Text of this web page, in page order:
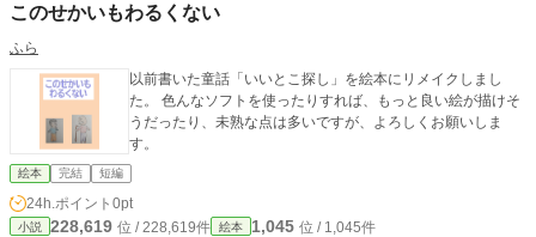
このせかいもわるくない
ふら
以前書いた童話「いいとこ探し」を絵本にリメイクしまし
た。 色んなソフトを使ったりすれば、もっと良い絵が描けそ
うだったり、未熟な点は多いですが、よろしくお願いしま
す。
絵本 完結 短編
24h.ポイント 0pt
小説 228,619 位 / 228,619件 絵本 1,045 位 / 1,045件